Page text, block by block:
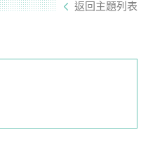
返回主題列表